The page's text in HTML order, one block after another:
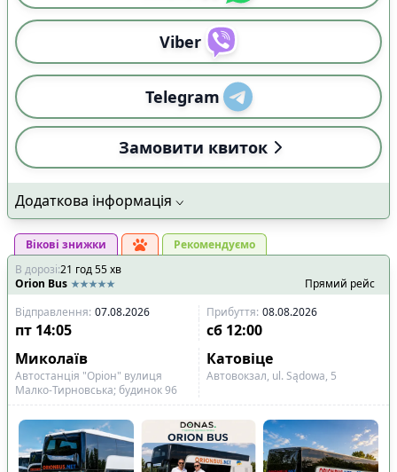
Viber
Telegram
Замовити квиток
Додаткова інформація
Вікові знижки
Рекомендуємо
В дорозі:21 год55хв
Orion Bus
Прямий рейс
Відправлення: 07.08.2026 Прибуття: 08.08.2026
пт 14:05 сб 12:00
Миколаїв
Катовіце
Автостанція "Оріон" вулиця
Малко-Тирновська; будинок 96
Автовокзал, ul. Sądowa, 5